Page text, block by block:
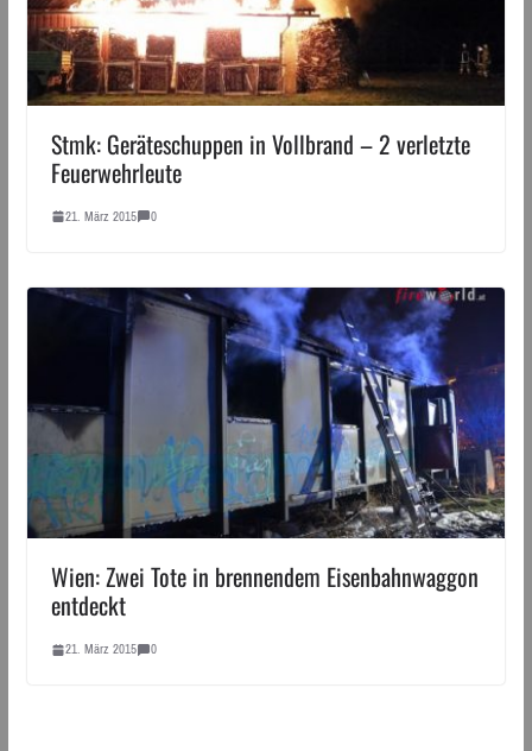
Stmk: Geräteschuppen in Vollbrand – 2 verletzte
Feuerwehrleute
21. März 2015 0
Wien: Zwei Tote in brennendem Eisenbahnwaggon
entdeckt
21. März 2015 0